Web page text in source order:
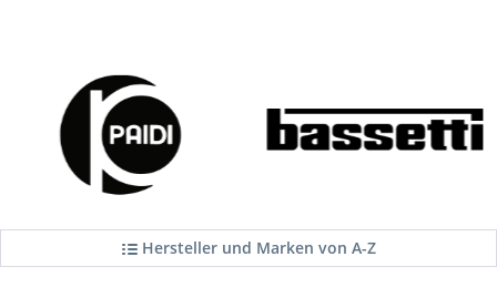
Hersteller und Marken von A-Z